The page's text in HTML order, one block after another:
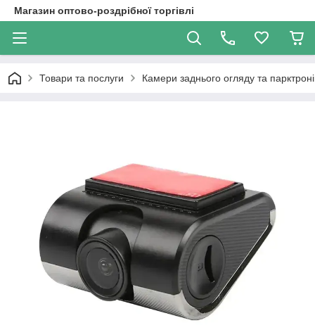
Магазин оптово-роздрібної торгівлі
Товари та послуги Камери заднього огляду та